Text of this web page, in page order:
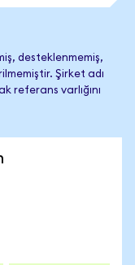
desteklenmemiş,
Şirket adı
referans varlığını